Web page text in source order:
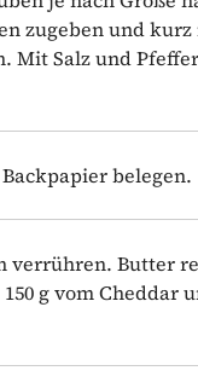
zugeben und
Mit Salz und
belegen.
verrühren. Butter
g vom